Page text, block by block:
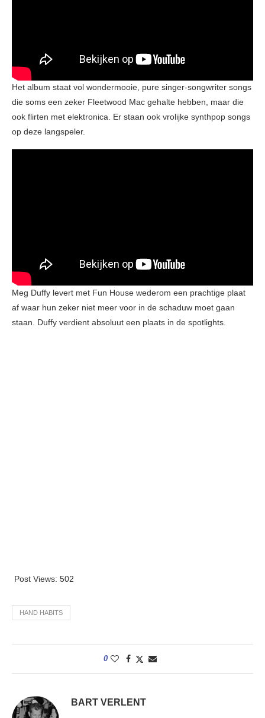
Het album staat vol wondermooie, pure singer-songwriter songs
die soms een zeker Fleetwood Mac gehalte hebben, maar die
ook flirten met elektronica. Er staan ook vrolijke synthpop songs
op deze langspeler.
Meg Duffy levert met Fun House wederom een prachtige plaat
af waar hun zeker niet meer voor in de schaduw moet gaan
staan. Duffy verdient absoluut een plaats in de spotlights.
Post Views: 502
HAND HABITS
0
BART VERLENT